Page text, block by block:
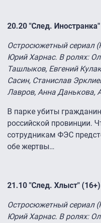
20.20 "След. Иностранка
Остросюжетный сериал
Юрий Харнас. В ролях:
Ташлыков, Евгений
Сасин, Станислав
Лавров, Анна Данькова,
В парке убиты
российской провинции.
сотрудникам ФЭС
обе жертвы…
21.10 "След. Хлыст" (16+)
Остросюжетный сериал
Юрий Харнас. В ролях: